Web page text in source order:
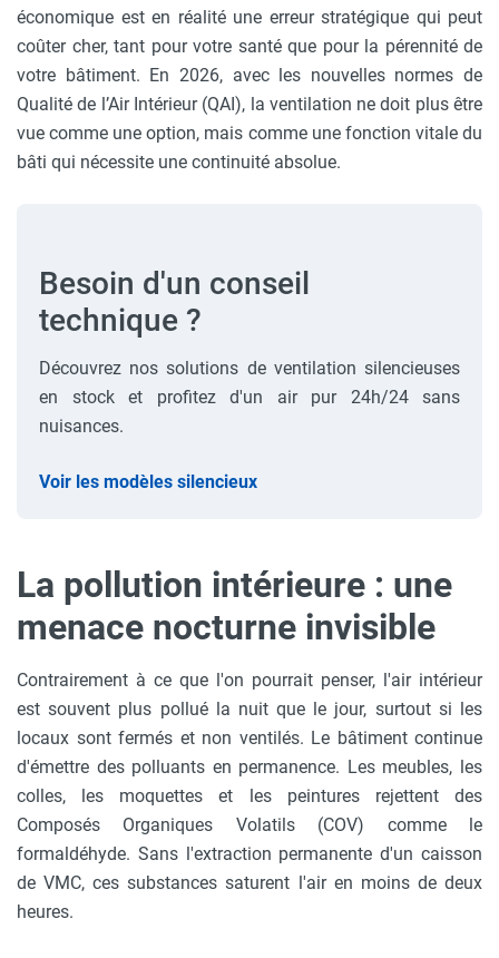
économique est en réalité une erreur stratégique qui peut
coûter cher, tant pour votre santé que pour la pérennité de
votre bâtiment. En 2026, avec les nouvelles normes de
Qualité de l’Air Intérieur (QAI), la ventilation ne doit plus être
vue comme une option, mais comme une fonction vitale du
bâti qui nécessite une continuité absolue.
Besoin d'un conseil
technique ?
Découvrez nos solutions de ventilation silencieuses
en stock et profitez d'un air pur 24h/24 sans
nuisances.
Voir les modèles silencieux
La pollution intérieure : une
menace nocturne invisible
Contrairement à ce que l'on pourrait penser, l'air intérieur
est souvent plus pollué la nuit que le jour, surtout si les
locaux sont fermés et non ventilés. Le bâtiment continue
d'émettre des polluants en permanence. Les meubles, les
colles, les moquettes et les peintures rejettent des
Composés Organiques Volatils (COV) comme le
formaldéhyde. Sans l'extraction permanente d'un caisson
de VMC, ces substances saturent l'air en moins de deux
heures.